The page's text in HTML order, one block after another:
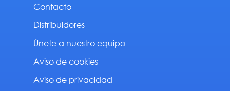
Contacto
Distribuidores
Únete a nuestro equipo
Aviso de cookies
Aviso de privacidad